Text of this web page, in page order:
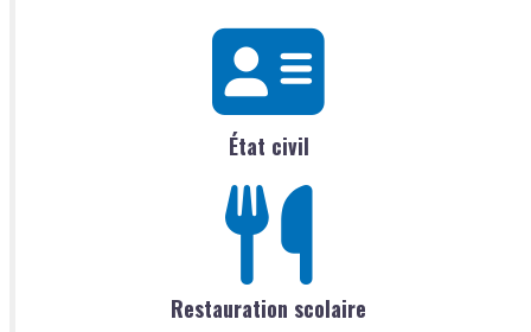
État civil
Restauration scolaire